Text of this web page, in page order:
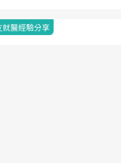
就醫經驗分享